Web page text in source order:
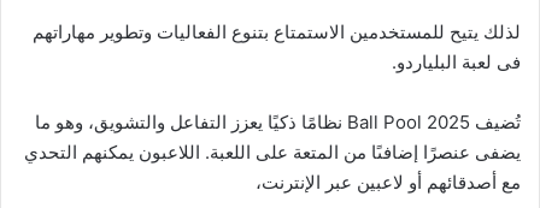
لذلك يتيح للمستخدمين الاستمتاع بتنوع الفعاليات وتطوير مهاراتهم
فى لعبة البلياردو.
تُضيف Ball Pool 2025 نظامًا ذكيًا يعزز التفاعل والتشويق، وهو ما
يضفى عنصرًا إضافىًا من المتعة على اللعبة. اللاعبون يمكنهم التحدي
مع أصدقائهم أو لاعبين عبر الإنترنت،